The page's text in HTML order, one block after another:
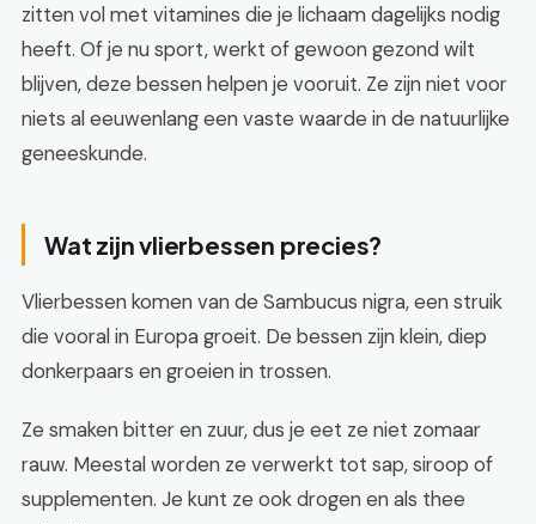
zitten vol met vitamines die je lichaam dagelijks nodig
heeft. Of je nu sport, werkt of gewoon gezond wilt
blijven, deze bessen helpen je vooruit. Ze zijn niet voor
niets al eeuwenlang een vaste waarde in de natuurlijke
geneeskunde.
Wat zijn vlierbessen precies?
Vlierbessen komen van de Sambucus nigra, een struik
die vooral in Europa groeit. De bessen zijn klein, diep
donkerpaars en groeien in trossen.
Ze smaken bitter en zuur, dus je eet ze niet zomaar
rauw. Meestal worden ze verwerkt tot sap, siroop of
supplementen. Je kunt ze ook drogen en als thee